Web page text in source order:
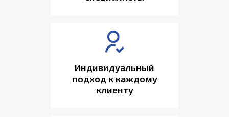
Индивидуальный
подход к каждому
клиенту